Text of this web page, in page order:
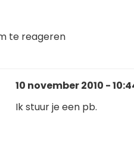
te reageren
10 november 2010 -
Ik stuur je een pb.